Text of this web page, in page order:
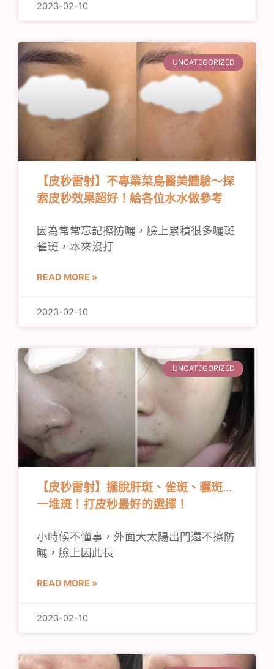
2023-02-10
UNCATEGORIZED
【皮秒雷射】不專業菜鳥醫美體驗～探
索皮秒效果超好！給各位水水做參考
因為常常忘記擦防曬，臉上累積很多曬斑
雀斑，本來沒打
READ MORE »
2023-02-10
UNCATEGORIZED
【皮秒雷射】擺脫肝斑、雀斑、曬斑…
一堆斑！打皮秒最好的選擇！
小時候不懂事，外面大太陽出門還不擦防
曬，臉上因此長
READ MORE »
2023-02-10